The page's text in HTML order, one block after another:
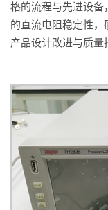
格的流程与先进设备
的直流电阻稳定性，
产品设计改进与质量